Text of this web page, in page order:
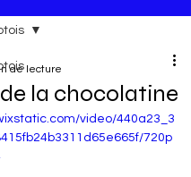
la chocolatine
de lecture
video/440a23_3
720p